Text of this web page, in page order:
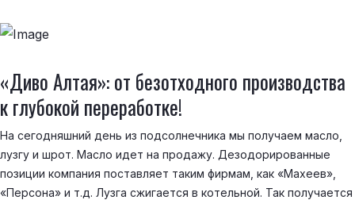
«Диво Алтая»: от безотходного производства
к глубокой переработке!
На сегодняшний день из подсолнечника мы получаем масло,
лузгу и шрот. Масло идет на продажу. Дезодорированные
позиции компания поставляет таким фирмам, как «Махеев»,
«Персона» и т.д. Лузга сжигается в котельной. Так получается